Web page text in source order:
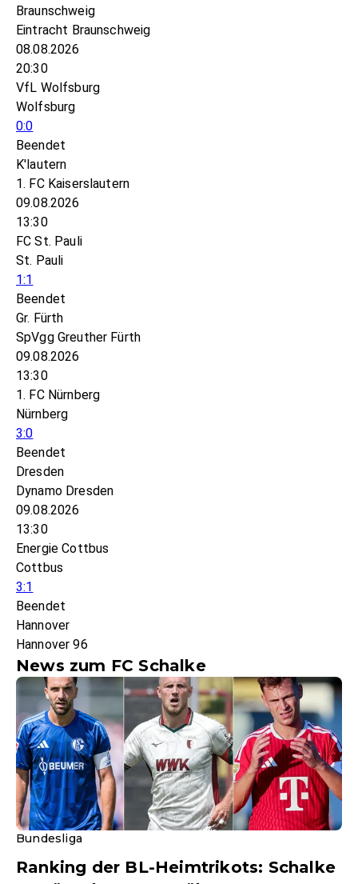
Braunschweig
Eintracht Braunschweig
08.08.2026
20:30
VfL Wolfsburg
Wolfsburg
0:0
Beendet
K'lautern
1. FC Kaiserslautern
09.08.2026
13:30
FC St. Pauli
St. Pauli
1:1
Beendet
Gr. Fürth
SpVgg Greuther Fürth
09.08.2026
13:30
1. FC Nürnberg
Nürnberg
3:0
Beendet
Dresden
Dynamo Dresden
09.08.2026
13:30
Energie Cottbus
Cottbus
3:1
Beendet
Hannover
Hannover 96
News zum FC Schalke
Bundesliga
Ranking der BL-Heimtrikots: Schalke